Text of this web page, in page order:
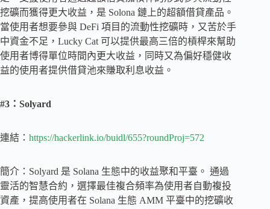
挖礦而獲得更大收益，是 Solona 鏈上的超額借貸產品。
當使用者想要參與 DeFi 項目的流動性挖礦時，又苦於手
中資金不足，Lucky Cat 可以提供最高三倍的槓桿來幫助
使用者博得單位時間內更大收益，同時又為偏好穩健收
益的使用者提供借貸池來賺取利息收益。
#3：Solyard
連結： https://hackerlink.io/buidl/655?roundProj=572
簡介：Solyard 是 Solana 生態中的收益聚和平臺。 通過
靈活的智慧合約，選擇最佳複合頻率為使用者自動複投
資產，提高使用者在 Solana 生態 AMM 平臺中的挖礦收